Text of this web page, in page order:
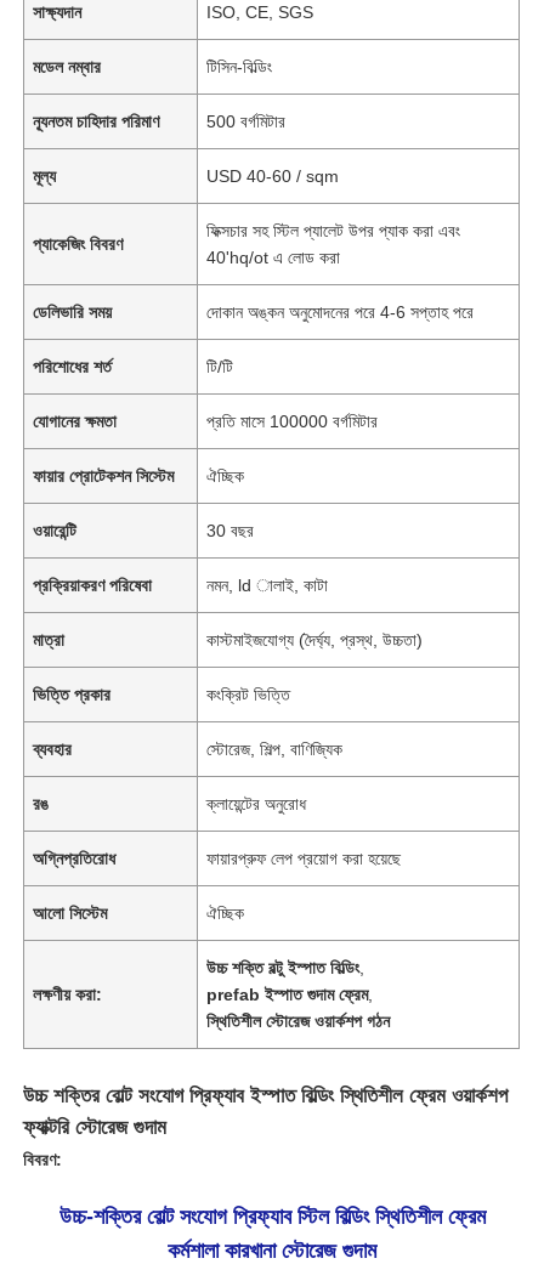
সাক্ষ্যদান ISO, CE, SGS
মডেল নম্বার টিসিন-বিল্ডিং
ন্যূনতম চাহিদার পরিমাণ 500 বর্গমিটার
মূল্য USD 40-60 / sqm
প্যাকেজিং বিবরণ
ফিক্সচার সহ স্টিল প্যালেট উপর প্যাক করা এবং
40'hq/ot এ লোড করা
ডেলিভারি সময় দোকান অঙ্কন অনুমোদনের পরে 4-6 সপ্তাহ পরে
পরিশোধের শর্ত টি/টি
যোগানের ক্ষমতা প্রতি মাসে 100000 বর্গমিটার
ফায়ার প্রোটেকশন সিস্টেম ঐচ্ছিক
ওয়ারেন্টি 30 বছর
প্রক্রিয়াকরণ পরিষেবা নমন, ld ালাই, কাটা
মাত্রা কাস্টমাইজযোগ্য (দৈর্ঘ্য, প্রস্থ, উচ্চতা)
ভিত্তি প্রকার কংক্রিট ভিত্তি
ব্যবহার স্টোরেজ, শিল্প, বাণিজ্যিক
রঙ ক্লায়েন্টের অনুরোধ
অগ্নিপ্রতিরোধ ফায়ারপ্রুফ লেপ প্রয়োগ করা হয়েছে
আলো সিস্টেম ঐচ্ছিক
লক্ষণীয় করা:
উচ্চ শক্তি বল্টু ইস্পাত বিল্ডিং,
prefab ইস্পাত গুদাম ফ্রেম,
স্থিতিশীল স্টোরেজ ওয়ার্কশপ গঠন
উচ্চ শক্তির বোল্ট সংযোগ প্রিফ্যাব ইস্পাত বিল্ডিং স্থিতিশীল ফ্রেম ওয়ার্কশপ
ফ্যাক্টরি স্টোরেজ গুদাম
বিবরণ:
উচ্চ-শক্তির বোল্ট সংযোগ প্রিফ্যাব স্টিল বিল্ডিং স্থিতিশীল ফ্রেম
কর্মশালা কারখানা স্টোরেজ গুদাম